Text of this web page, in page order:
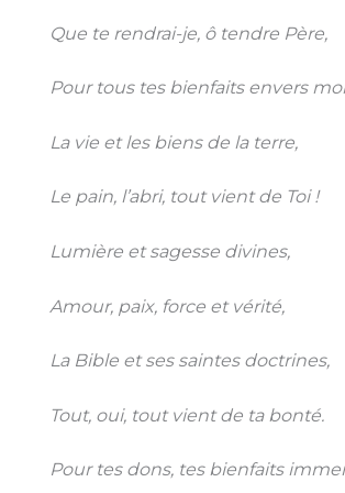
Que te rendrai-je, ô tendre Père,
Pour tous tes bienfaits envers
La vie et les biens de la terre,
Le pain, l’abri, tout vient de Toi !
Lumière et sagesse divines,
Amour, paix, force et vérité,
La Bible et ses saintes doctrines,
Tout, oui, tout vient de ta bonté.
Pour tes dons, tes bienfaits